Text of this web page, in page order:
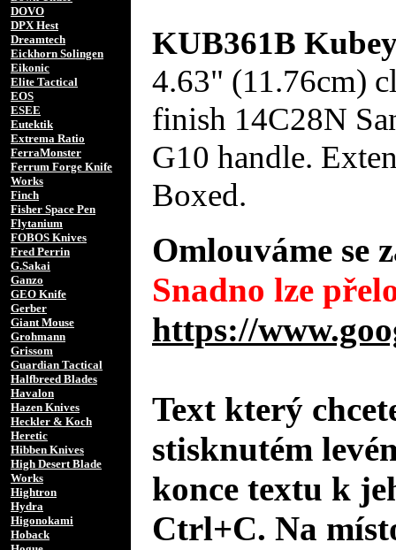
DOVO
DPX Hest
Dreamtech
Eickhorn Solingen
Eikonic
Elite Tactical
EOS
ESEE
Eutektik
Extrema Ratio
FerraMonster
Ferrum Forge Knife
Works
Finch
Fisher Space Pen
Flytanium
FOBOS Knives
Fred Perrin
G.Sakai
Ganzo
GEO Knife
Gerber
Giant Mouse
Grohmann
Grissom
Guardian Tactical
Halfbreed Blades
Havalon
Hazen Knives
Heckler & Koch
Heretic
Hibben Knives
High Desert Blade
Works
Hightron
Hydra
Higonokami
Hoback
KUB361B
4.63" (11.76cm)
finish 14C28N
G10 handle.
Boxed.
Omlouváme se
Snadno lze
https://
Text který
stisknutém
konce textu k
Ctrl+C. Na